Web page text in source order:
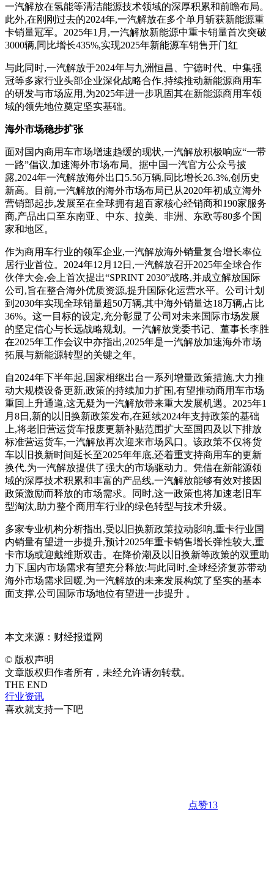
一汽解放在氢能等清洁能源技术领域的深厚积累和前瞻布局。
此外,在刚刚过去的2024年,一汽解放在多个单月斩获新能源重
卡销量冠军。2025年1月,一汽解放新能源中重卡销量首次突破
3000辆,同比增长435%,实现2025年新能源车销售开门红
与此同时,一汽解放于2024年与九洲恒昌、宁德时代、中集强
冠等多家行业头部企业深化战略合作,持续推动新能源商用车
的研发与市场应用,为2025年进一步巩固其在新能源商用车领
域的领先地位奠定坚实基础。
海外市场稳步扩张
面对国内商用车市场增速趋缓的现状,一汽解放积极响应“一带
一路”倡议,加速海外市场布局。据中国一汽官方公众号披
露,2024年一汽解放海外出口5.56万辆,同比增长26.3%,创历史
新高。目前,一汽解放的海外市场布局已从2020年初成立海外
营销部起步,发展至在全球拥有超百家核心经销商和190家服务
商,产品出口至东南亚、中东、拉美、非洲、东欧等80多个国
家和地区。
作为商用车行业的领军企业,一汽解放海外销量复合增长率位
居行业首位。2024年12月12日,一汽解放召开2025年全球合作
伙伴大会,会上首次提出“SPRINT 2030”战略,并成立解放国际
公司,旨在整合海外优质资源,提升国际化运营水平。公司计划
到2030年实现全球销量超50万辆,其中海外销量达18万辆,占比
36%。这一目标的设定,充分彰显了公司对未来国际市场发展
的坚定信心与长远战略规划。一汽解放党委书记、董事长李胜
在2025年工作会议中亦指出,2025年是一汽解放加速海外市场
拓展与新能源转型的关键之年。
自2024年下半年起,国家相继出台一系列增量政策措施,大力推
动大规模设备更新,政策的持续加力扩围,有望推动商用车市场
重回上升通道,这无疑为一汽解放带来重大发展机遇。2025年1
月8日,新的以旧换新政策发布,在延续2024年支持政策的基础
上,将老旧营运货车报废更新补贴范围扩大至国四及以下排放
标准营运货车,一汽解放再次迎来市场风口。该政策不仅将货
车以旧换新时间延长至2025年年底,还着重支持商用车的更新
换代,为一汽解放提供了强大的市场驱动力。凭借在新能源领
域的深厚技术积累和丰富的产品线,一汽解放能够有效对接因
政策激励而释放的市场需求。同时,这一政策也将加速老旧车
型淘汰,助力整个商用车行业的绿色转型与技术升级。
多家专业机构分析指出,受以旧换新政策拉动影响,重卡行业国
内销量有望进一步提升,预计2025年重卡销售增长弹性较大,重
卡市场或迎戴维斯双击。在降价潮及以旧换新等政策的双重助
力下,国内市场需求有望充分释放;与此同时,全球经济复苏带动
海外市场需求回暖,为一汽解放的未来发展构筑了坚实的基本
面支撑,公司国际市场地位有望进一步提升 。
本文来源：财经报道网
© 版权声明
文章版权归作者所有，未经允许请勿转载。
THE END
行业资讯
喜欢就支持一下吧
点赞13